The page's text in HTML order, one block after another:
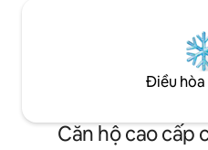
Điều
Căn hộ cao cấp